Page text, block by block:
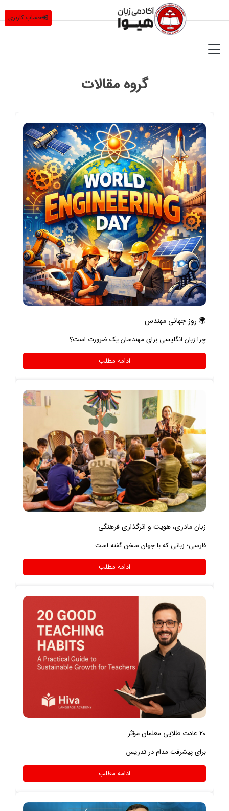
حساب کاربری
گروه مقالات
🌍 روز جهانی مهندس
چرا زبان انگلیسی برای مهندسان یک ضرورت است؟
ادامه مطلب
زبان مادری، هویت و اثرگذاری فرهنگی
فارسی؛ زبانی که با جهان سخن گفته است
ادامه مطلب
20 عادت طلایی معلمان مؤثر
برای پیشرفت مدام در تدریس
ادامه مطلب